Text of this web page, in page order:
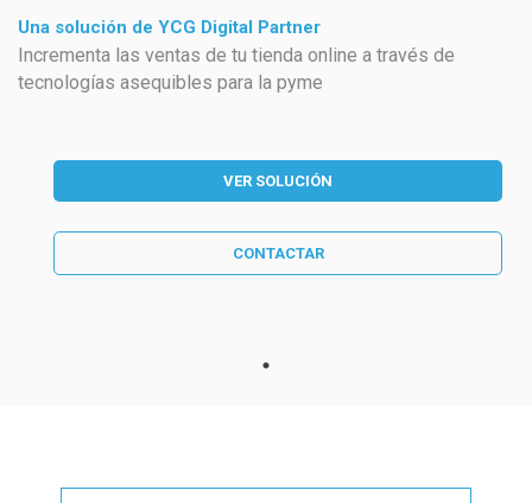
Una solución de YCG Digital Partner
Incrementa las ventas de tu tienda online a través de
tecnologías asequibles para la pyme
VER SOLUCIÓN
CONTACTAR